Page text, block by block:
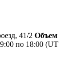
41/2 Объем
по 18:00 (UT